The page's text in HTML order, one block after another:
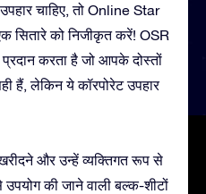
चाहिए, तो Online Star
सितारे को निजीकृत करें! OSR
करता है जो आपके दोस्तों
हैं, लेकिन ये कॉरपोरेट उपहार
और उन्हें व्यक्तिगत रूप से
की जाने वाली बल्क-शीटों